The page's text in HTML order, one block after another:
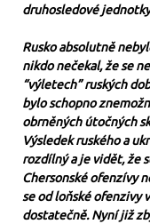
druhosledové
Rusko absolutně
nikdo nečekal, že se
“výletech” ruských
bylo schopno
obrněných útočných
Výsledek ruského a
rozdílný a je vidět, že
Chersonské ofenzívy
se od loňské ofenzivy
dostatečně. Nyní již